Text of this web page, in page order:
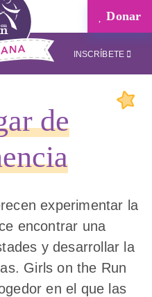
Donar
INSCRÍBETE
de
experimentar la
encontrar una
y desarrollar la
Girls on the Run
en el que las